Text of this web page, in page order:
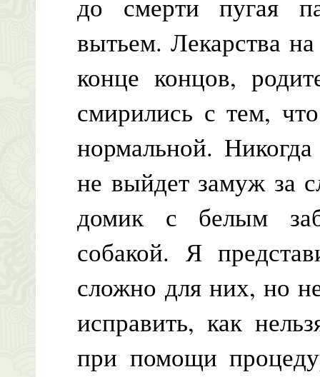
вытьем. Лекарства
конце концов,
смирились с тем,
нормальной.
не выйдет замуж за
домик с белым
собакой. Я
сложно для них, но
исправить, как
при помощи